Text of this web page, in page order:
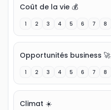
Coût de la vie 💰
1 2 3 4 5 6 7 8
Opportunités business 🚀
1 2 3 4 5 6 7 8
Climat ☀️